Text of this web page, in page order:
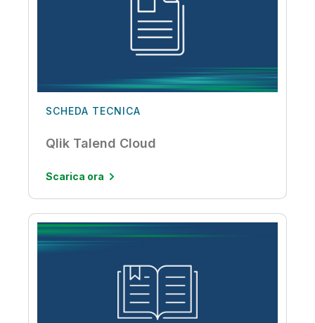
SCHEDA TECNICA
Qlik Talend Cloud
Scarica ora